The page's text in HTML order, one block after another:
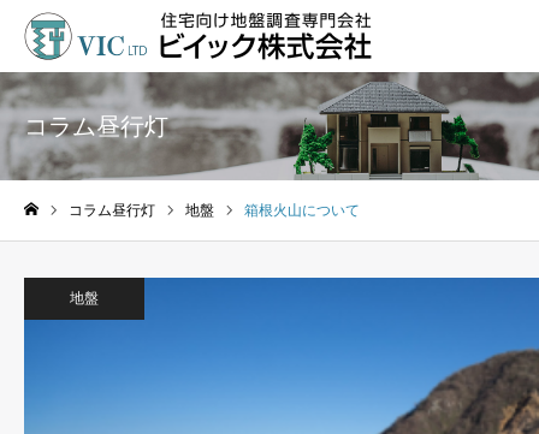
コラム昼行灯
コラム昼行灯 地盤 箱根火山について
地盤